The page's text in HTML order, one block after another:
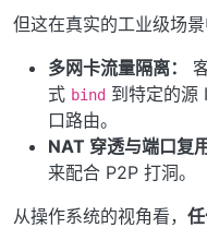
但这在真实的工业级场
多网卡流量隔离：
式 bind 到特定的源
口路由。
NAT 穿透与端口复用
来配合 P2P 打洞。
从操作系统的视角看，